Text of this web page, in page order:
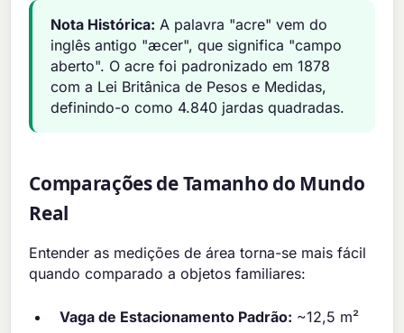
Nota Histórica: A palavra "acre" vem do
inglês antigo "æcer", que significa "campo
aberto". O acre foi padronizado em 1878
com a Lei Britânica de Pesos e Medidas,
definindo-o como 4.840 jardas quadradas.
Comparações de Tamanho do Mundo
Real
Entender as medições de área torna-se mais fácil
quando comparado a objetos familiares:
Vaga de Estacionamento Padrão: ~12,5 m²